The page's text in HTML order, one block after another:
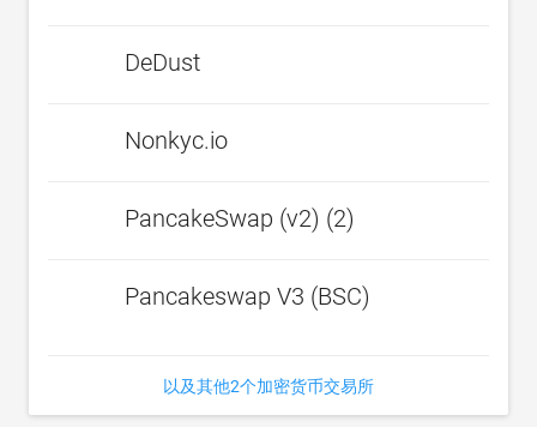
DeDust
Nonkyc.io
PancakeSwap (v2) (2)
Pancakeswap V3 (BSC)
以及其他2个加密货币交易所